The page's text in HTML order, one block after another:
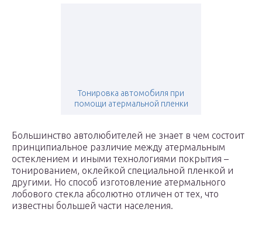
Тонировка автомобиля при
помощи атермальной пленки
Большинство автолюбителей не знает в чем состоит
принципиальное различие между атермальным
остеклением и иными технологиями покрытия –
тонированием, оклейкой специальной пленкой и
другими. Но способ изготовление атермального
лобового стекла абсолютно отличен от тех, что
известны большей части населения.